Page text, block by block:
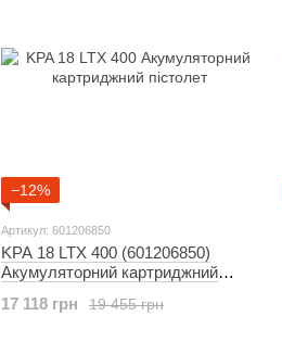
−12%
Артикул: 601206850
KPA 18 LTX 400 (601206850)
Акумуляторний картриджний
19 455 грн
17 118 грн